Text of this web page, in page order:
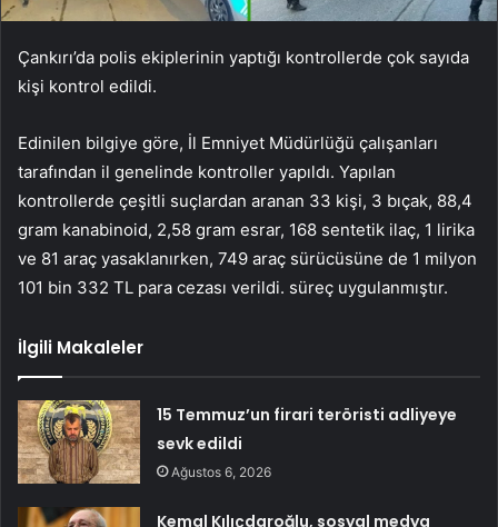
Çankırı’da polis ekiplerinin yaptığı kontrollerde çok sayıda
kişi kontrol edildi.
Edinilen bilgiye göre, İl Emniyet Müdürlüğü çalışanları
tarafından il genelinde kontroller yapıldı. Yapılan
kontrollerde çeşitli suçlardan aranan 33 kişi, 3 bıçak, 88,4
gram kanabinoid, 2,58 gram esrar, 168 sentetik ilaç, 1 lirika
ve 81 araç yasaklanırken, 749 araç sürücüsüne de 1 milyon
101 bin 332 TL para cezası verildi. süreç uygulanmıştır.
İlgili Makaleler
15 Temmuz’un firari teröristi adliyeye
sevk edildi
Ağustos 6, 2026
Kemal Kılıçdaroğlu, sosyal medya